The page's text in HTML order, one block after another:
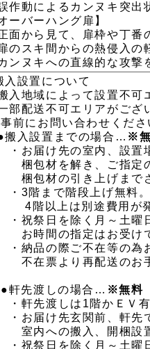
作動によるカンヌキ突出
ーバーハング扉】
面から見て、扉枠や丁番
のスキ間からの熱侵入の
ンヌキへの直線的な攻撃
入設置について
入地域によって設置不可
部配送不可エリアがござ
前にお問い合わせくださ
入設置までの場合… ※
お届け先の室内、設置場
包材を解き、ご指定の
包材の引き上げまでさ
3階まで階段上げ無料。
以上は別途費用が発
祝祭日を除く月～土曜日
時間の指定はお受けで
納品の際ご不在等の為お
在票より再配送のお手
先渡しの場合… ※無料
軒先渡しは1階かＥＶ有
お届け先玄関前、軒先で
内への搬入、開梱設置
祝祭日を除く月～土曜日